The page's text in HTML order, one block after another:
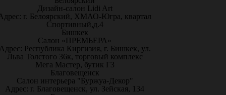
Дизайн-салон Lidi Art
г. Белоярский, ХМАО-Югра, квартал
Спортивный,д.4
Бишкек
Салон «ПРЕМЬЕРА»
Республика Киргизия, г. Бишкек, ул.
Льва Толстого 36к, торговый комплекс
Мега Мастер, бутик Г3
Благовещенск
Салон интерьера "Буржуа-Декор"
Адрес: г. Благовещенск, ул. Зейская, 134